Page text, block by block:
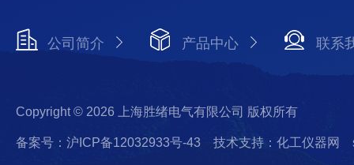
公司简介 产品中心 联系
Copyright © 2026 上海胜绪电气有限公司 版权所有
备案号：沪ICP备12032933号-43 技术支持：化工仪器网